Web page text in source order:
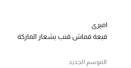
اميري
قبعة قماش قنب بشعار الماركة
الموسم الجديد